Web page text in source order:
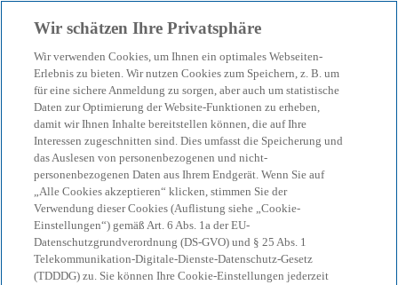
menu search
Gutachten bei
Grundstückschenkung mit
Nießbrauch?
Es gibt mehrere Methoden, den Wert eines
Nießbrauchs zu ermitteln. Wir zeigen, worauf Sie
achten sollten.
Wir schätzen Ihre Privatsphäre
Wir verwenden Cookies, um Ihnen ein optimales Webseiten-
Erlebnis zu bieten. Wir nutzen Cookies zum Speichern, z. B. um
für eine sichere Anmeldung zu sorgen, aber auch um statistische
Daten zur Optimierung der Website-Funktionen zu erheben,
damit wir Ihnen Inhalte bereitstellen können, die auf Ihre
Interessen zugeschnitten sind. Dies umfasst die Speicherung und
das Auslesen von personenbezogenen und nicht-
personenbezogenen Daten aus Ihrem Endgerät. Wenn Sie auf
„Alle Cookies akzeptieren“ klicken, stimmen Sie der
Verwendung dieser Cookies (Auflistung siehe „Cookie-
Einstellungen“) gemäß Art. 6 Abs. 1a der EU-
Datenschutzgrundverordnung (DS-GVO) und § 25 Abs. 1
Telekommunikation-Digitale-Dienste-Datenschutz-Gesetz
(TDDDG) zu. Sie können Ihre Cookie-Einstellungen jederzeit